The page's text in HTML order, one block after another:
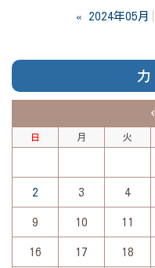
« 2024年05月
日 月 火
2 3 4
9 10 11
16 17 18